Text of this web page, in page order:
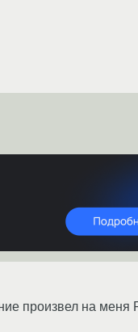
произвел на